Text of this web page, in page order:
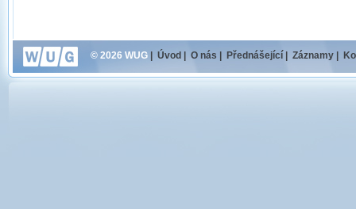
© 2026 WUG Úvod O nás Přednášející Záznamy